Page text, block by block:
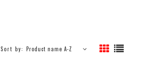
Sort by: Product name A-Z